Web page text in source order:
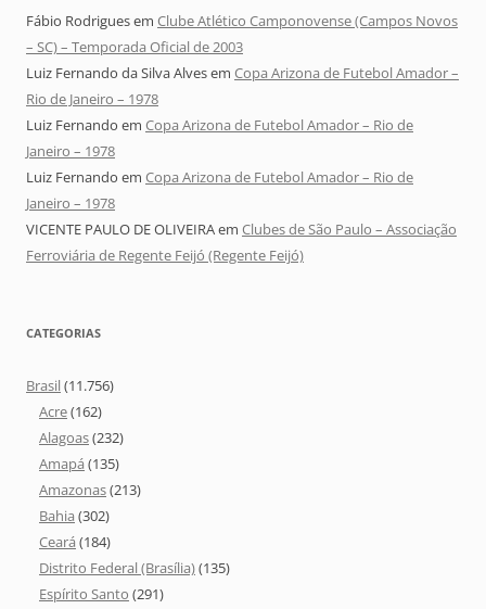
Fábio Rodriguesem Clube Atlético Camponovense (Campos Novos
– SC) – Temporada Oficial de 2003
Luiz Fernando da Silva Alvesem Copa Arizona de Futebol Amador –
Rio de Janeiro – 1978
Luiz Fernando em Copa Arizona de Futebol Amador – Rio de
Janeiro – 1978
Luiz Fernando em Copa Arizona de Futebol Amador – Rio de
Janeiro – 1978
VICENTE PAULO DE OLIVEIRAem Clubes de São Paulo – Associação
Ferroviária de Regente Feijó (Regente Feijó)
CATEGORIAS
Brasil(11.756)
Acre(162)
Alagoas(232)
Amapá (135)
Amazonas(213)
Bahia (302)
Ceará (184)
Distrito Federal (Brasília)(135)
Espírito Santo (291)